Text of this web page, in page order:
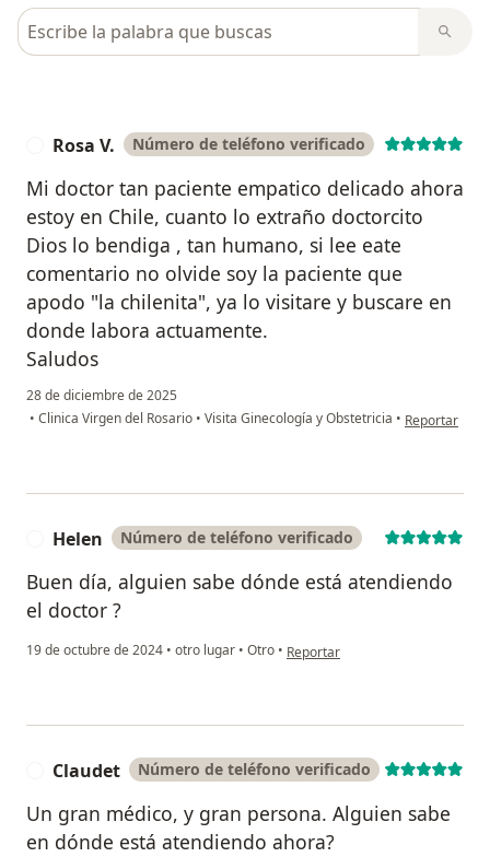
Busca en opiniones
Rosa V. Número de teléfono verificado
Mi doctor tan paciente empatico delicado ahora
estoy en Chile, cuanto lo extraño doctorcito
Dios lo bendiga , tan humano, si lee eate
comentario no olvide soy la paciente que
apodo "la chilenita", ya lo visitare y buscare en
donde labora actuamente.
Saludos
28 de diciembre de 2025
• Clinica Virgen del Rosario • Visita Ginecología y Obstetricia • en opinión
Reportar
Helen Número de teléfono verificado
Buen día, alguien sabe dónde está atendiendo
el doctor ?
19 de octubre de 2024 • otro lugar • Otro • en opinión del usuario Helen
Reportar
Claudet Número de teléfono verificado
Un gran médico, y gran persona. Alguien sabe
en dónde está atendiendo ahora?